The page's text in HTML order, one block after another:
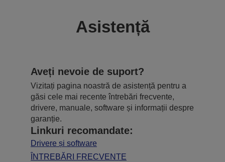
Asistență
Aveți nevoie de suport?
Vizitați pagina noastră de asistență pentru a
găsi cele mai recente întrebări frecvente,
drivere, manuale, software și informații despre
garanție.
Linkuri recomandate:
Drivere și software
ÎNTREBĂRI FRECVENTE